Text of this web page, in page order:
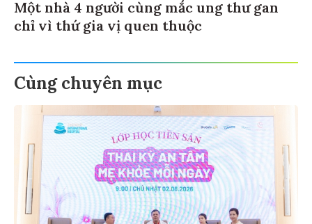
Một nhà 4 người cùng mắc ung thư gan
chỉ vì thứ gia vị quen thuộc
Cùng chuyên mục